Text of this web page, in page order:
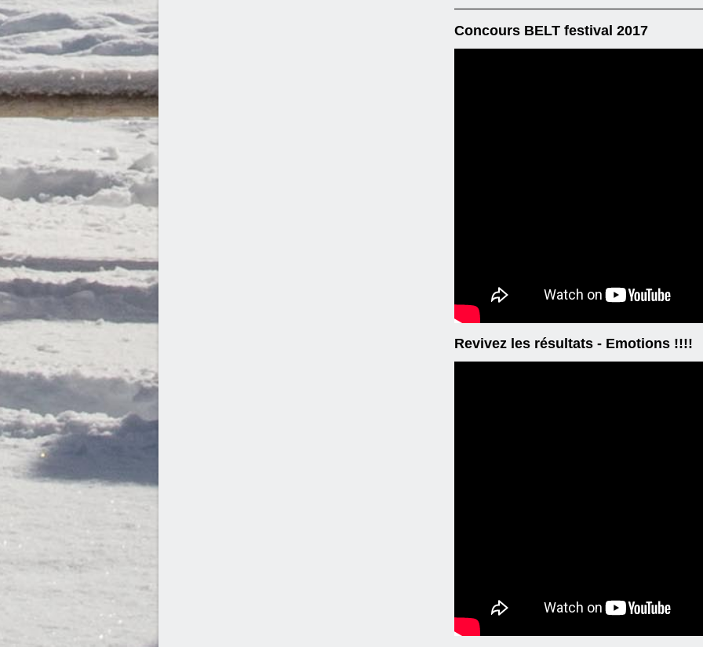
Concours BELT festival 2017
Revivez les résultats - Emotions !!!!